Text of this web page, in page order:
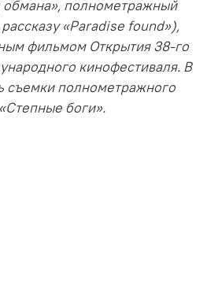
обмана», полнометражный
«Paradise found»),
фильмом Открытия 38-го
кинофестиваля. В
съемки полнометражного
боги».